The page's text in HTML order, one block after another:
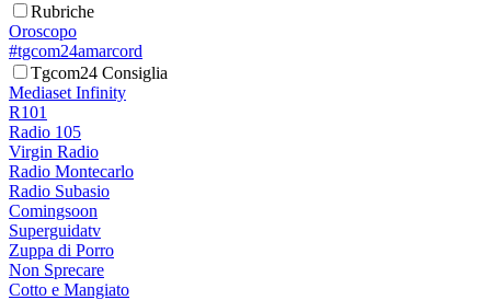
Rubriche
Oroscopo
#tgcom24amarcord
Tgcom24 Consiglia
Mediaset Infinity
R101
Radio 105
Virgin Radio
Radio Montecarlo
Radio Subasio
Comingsoon
Superguidatv
Zuppa di Porro
Non Sprecare
Cotto e Mangiato